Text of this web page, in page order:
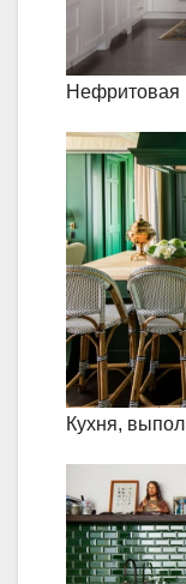
Нефритовая
Кухня,